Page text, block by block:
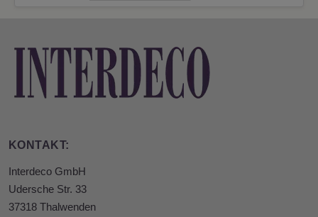
KONTAKT:
Interdeco GmbH
Udersche Str. 33
37318 Thalwenden